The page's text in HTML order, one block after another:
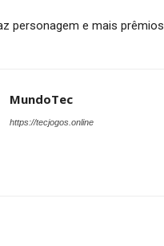
personagem e mais prêmios
MundoTec
https://tecjogos.online